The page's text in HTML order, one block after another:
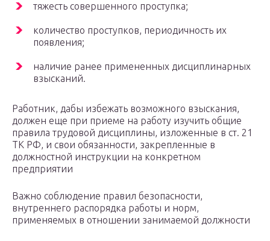
тяжесть совершенного проступка;
количество проступков, периодичность их
появления;
наличие ранее примененных дисциплинарных
взысканий.
Работник, дабы избежать возможного взыскания,
должен еще при приеме на работу изучить общие
правила трудовой дисциплины, изложенные в ст. 21
ТК РФ, и свои обязанности, закрепленные в
должностной инструкции на конкретном
предприятии
Важно соблюдение правил безопасности,
внутреннего распорядка работы и норм,
применяемых в отношении занимаемой должности